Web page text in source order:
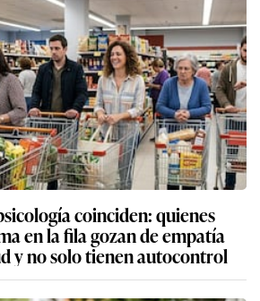
coinciden: quienes
en la fila gozan de empatía
y no solo tienen autocontrol